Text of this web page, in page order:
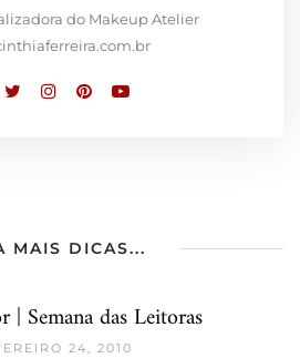
do Makeup Atelier
MAIS DICAS...
| Semana das Leitoras
24, 2010